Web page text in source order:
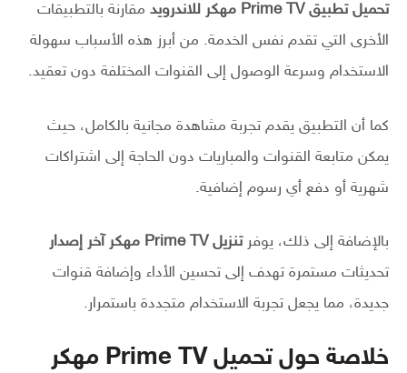
تحميل تطبيق Prime TV مهكر للاندرويد
مقارنة بالتطبيقات
الأخرى التي تقدم نفس الخدمة. من أبرز هذه الأسباب سهولة
الاستخدام وسرعة الوصول إلى القنوات المختلفة دون تعقيد.
كما أن التطبيق يقدم تجربة مشاهدة مجانية بالكامل، حيث
يمكن متابعة القنوات والمباريات دون الحاجة إلى اشتراكات
شهرية أو دفع أي رسوم إضافية.
بالإضافة إلى ذلك، يوفرتنزيل Prime TV مهكر آخر إصدار
تحديثات مستمرة تهدف إلى تحسين الأداء وإضافة قنوات
جديدة، مما يجعل تجربة الاستخدام متجددة باستمرار.
خلاصة حول تحميل Prime TV مهكر